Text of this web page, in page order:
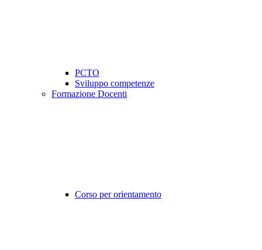
PCTO
Sviluppo competenze
Formazione Docenti
Corso per orientamento